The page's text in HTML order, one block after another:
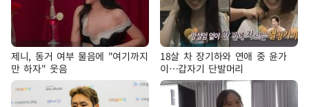
제니, 동거 여부 물음에 "여기까지
만 하자" 웃음
18살 차 장기하와 연애 중 윤가
이…갑자기 단발머리